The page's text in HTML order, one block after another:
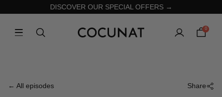
DISCOVER OUR SPECIAL OFFERS →
0
← All episodes Share